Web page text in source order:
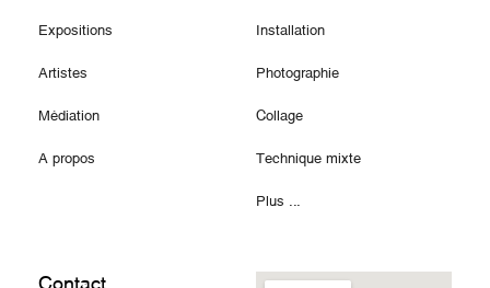
Expositions
Artistes
Médiation
A propos
Installation
Photographie
Collage
Technique mixte
Plus ...
Contact